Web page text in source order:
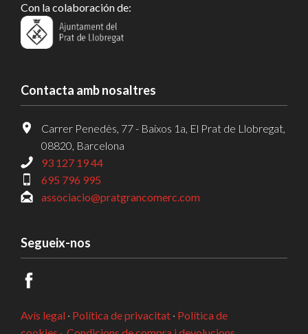
Con la colaboración de:
Contacta amb nosaltres
Carrer Penedès, 77 - Baixos 1a, El Prat de Llobregat,
08820, Barcelona
93 127 19 44
695 796 995
associacio@pratgrancomerc.com
Segueix-nos
Avís legal · Política de privacitat · Política de